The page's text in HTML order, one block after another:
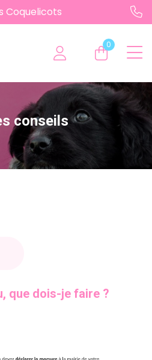
Coquelicots
0
conseils
que dois-je faire ?